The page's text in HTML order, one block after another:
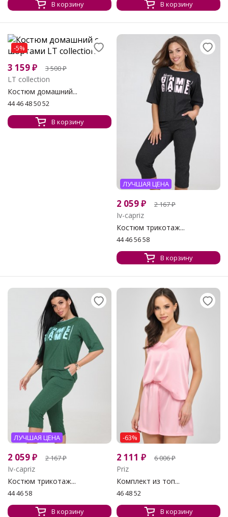
В корзину
В корзину
-5%
3 159₽ 3 500₽
LT collection
Костюм домашний...
44 46 48 50 52
В корзину
ЛУЧШАЯ ЦЕНА
2 059₽ 2 167₽
Iv-capriz
Костюм трикотаж...
44 46 56 58
В корзину
ЛУЧШАЯ ЦЕНА
2 059₽ 2 167₽
Iv-capriz
Костюм трикотаж...
44 46 58
В корзину
-63%
2 111 ₽ 6 006₽
Priz
Комплект из топ...
46 48 52
В корзину